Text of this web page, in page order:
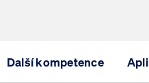
Další kompetence